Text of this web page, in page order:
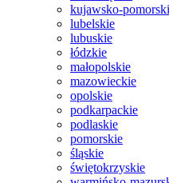
kujawsko-
lubelskie
lubuskie
łódzkie
małopolskie
mazowieckie
opolskie
podkarpackie
podlaskie
pomorskie
śląskie
świętokrzyskie